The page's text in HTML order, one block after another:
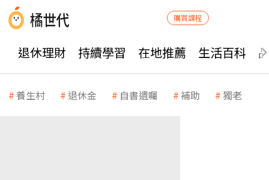
購買課程
退休理財 持續學習 在地推薦 生活百科
養生村 退休金 自書遺囑 補助 獨老